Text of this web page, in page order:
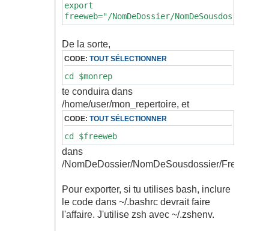
export
freeweb="/NomDeDossier/NomDeSousdossier/
De la sorte,
CODE: TOUT SÉLECTIONNER
cd $monrep
te conduira dans
/home/user/mon_repertoire, et
CODE: TOUT SÉLECTIONNER
cd $freeweb
dans
/NomDeDossier/NomDeSousdossier/
Pour exporter, si tu utilises bash, inclure
le code dans ~/.bashrc devrait faire
l'affaire. J'utilise zsh avec ~/.zshenv.